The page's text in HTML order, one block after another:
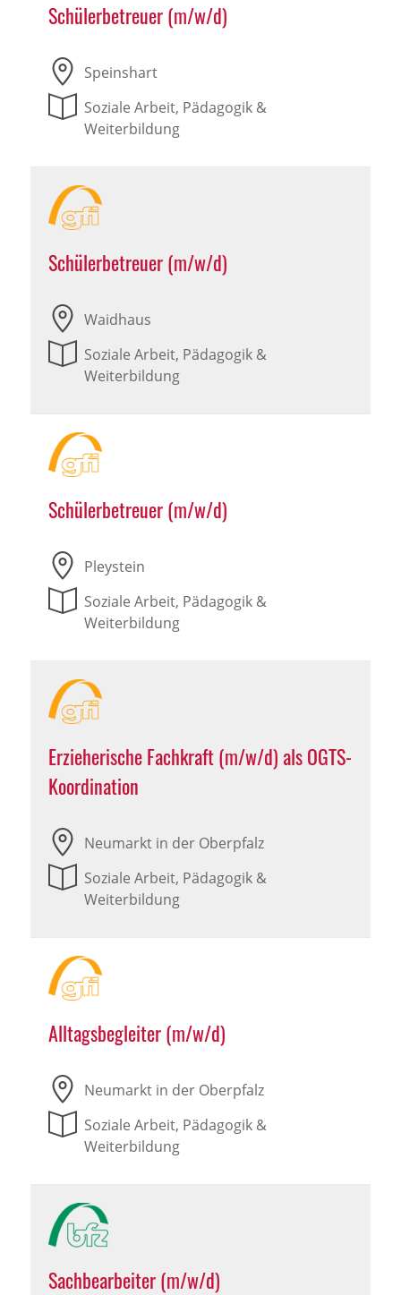
Schülerbetreuer (m/w/d)
Speinshart
Soziale Arbeit, Pädagogik &
Weiterbildung
Schülerbetreuer (m/w/d)
Waidhaus
Soziale Arbeit, Pädagogik &
Weiterbildung
Schülerbetreuer (m/w/d)
Pleystein
Soziale Arbeit, Pädagogik &
Weiterbildung
Erzieherische Fachkraft (m/w/d) als OGTS-
Koordination
Neumarkt in der Oberpfalz
Soziale Arbeit, Pädagogik &
Weiterbildung
Alltagsbegleiter (m/w/d)
Neumarkt in der Oberpfalz
Soziale Arbeit, Pädagogik &
Weiterbildung
Sachbearbeiter (m/w/d)